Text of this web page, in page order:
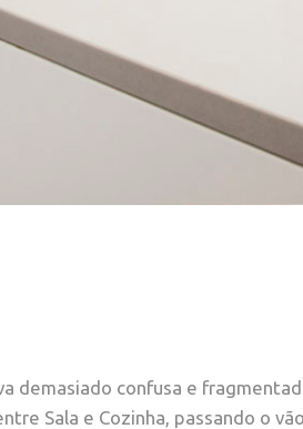
demasiado confusa e
Sala e Cozinha, passando o